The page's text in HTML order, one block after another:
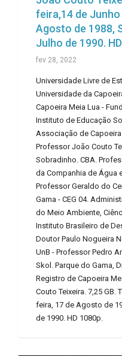
feira,14 de
Agosto de 1988,
Julho de 1990.
fev 28, 2022
Universidade Livre de
Universidade da
Capoeira Meia Lua -
Instituto de Educação
Associação de
Professor João Couto
Sobradinho. CBA.
da Companhia de Água
Professor Geraldo do
Gama - CEG 04.
do Meio Ambiente,
Instituto Brasileiro de
Doutor Paulo Nogueira
UnB - Professor Pedro
Skol. Parque do Gama,
Registro de Capoeira
Couto Teixeira. 7,25 GB.
feira, 17 de Agosto de
de 1990. HD 1080p.